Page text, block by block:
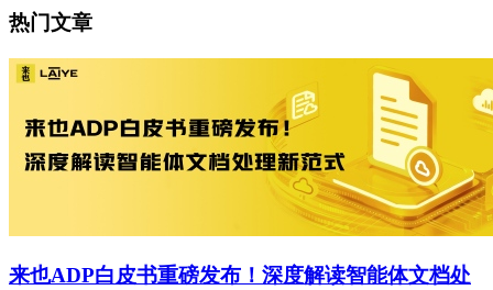
热门文章
来也ADP白皮书重磅发布！深度解读智能体文档处